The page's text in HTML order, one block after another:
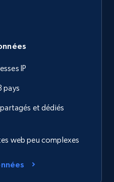
IP
pays
et dédiés
web peu complexes